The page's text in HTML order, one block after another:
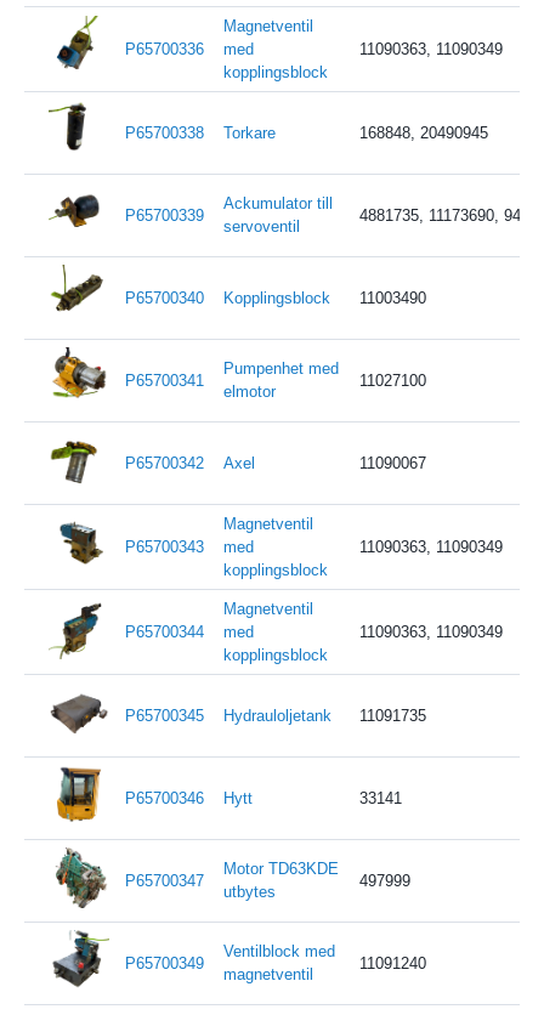
P65700336
Magnetventil
med
kopplingsblock
11090363, 11090349
P65700338 Torkare 168848, 20490945
P65700339
Ackumulator till
servoventil
4881735, 11173690,
P65700340 Kopplingsblock 11003490
P65700341
Pumpenhet med
elmotor
11027100
P65700342 Axel 11090067
P65700343
Magnetventil
med
kopplingsblock
11090363, 11090349
P65700344
Magnetventil
med
kopplingsblock
11090363, 11090349
P65700345 Hydrauloljetank 11091735
P65700346 Hytt 33141
P65700347
Motor TD63KDE
utbytes
497999
P65700349
Ventilblock med
magnetventil
11091240